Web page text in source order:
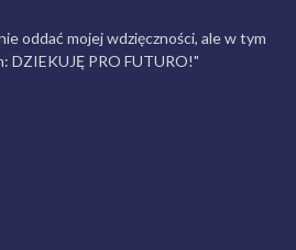
oddać mojej wdzięczności, ale w tym
DZIEKUJĘ PRO FUTURO!"